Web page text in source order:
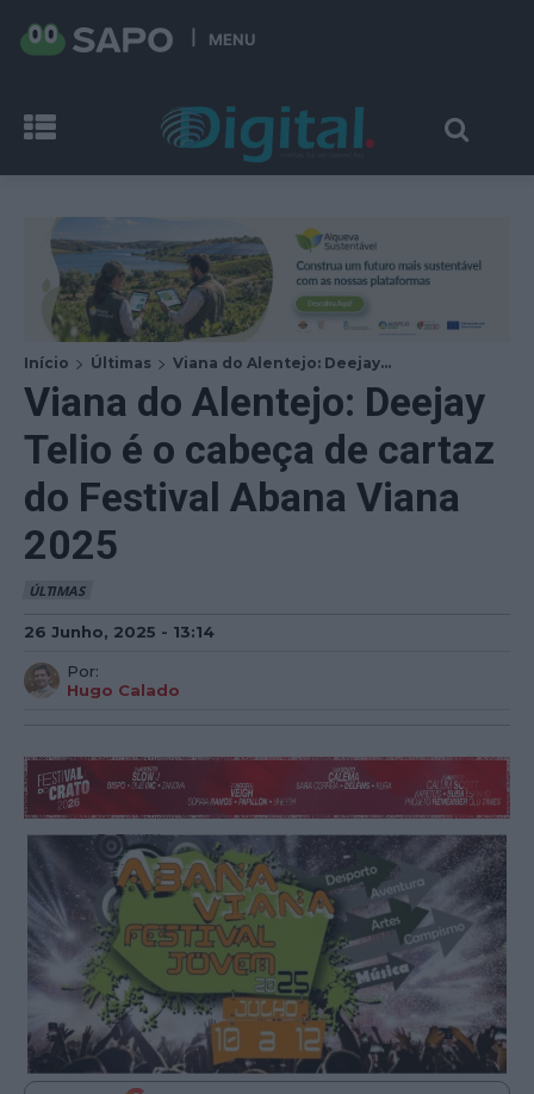
MENU
Início Últimas Viana do Alentejo: Deejay...
Viana do Alentejo: Deejay
Telio é o cabeça de cartaz
do Festival Abana Viana
2025
ÚLTIMAS
26 Junho, 2025 - 13:14
Por:
Hugo Calado